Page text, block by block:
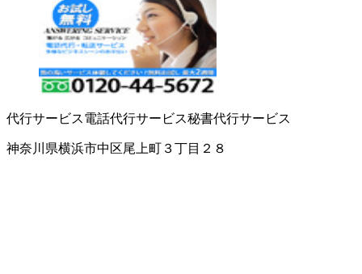
代行サービス電話代行サービス秘書代行サービス
神奈川県横浜市中区尾上町３丁目２８